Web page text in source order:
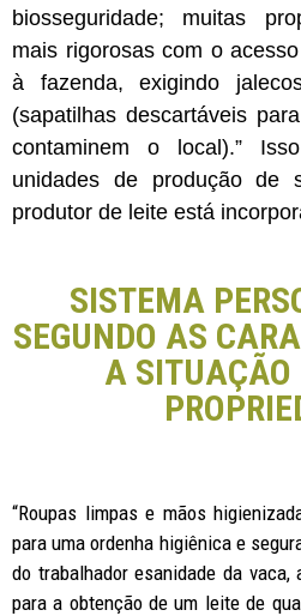
biosseguridade; muitas
mais rigorosas com o
à fazenda, exigindo
(sapatilhas descartáveis
contaminem o local).”
unidades de produção
produtor de leite está
SISTEMA
SEGUNDO AS
A SITUAÇÃO
“Roupas limpas e mãos
para uma ordenha higiênica e
do trabalhador esanidade da
para a obtenção de um leite de